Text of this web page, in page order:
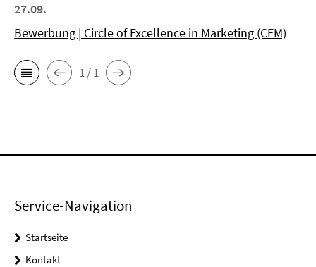
27.09.
Bewerbung | Circle of Excellence in Marketing (CEM)
1 / 1
Service-Navigation
Startseite
Kontakt